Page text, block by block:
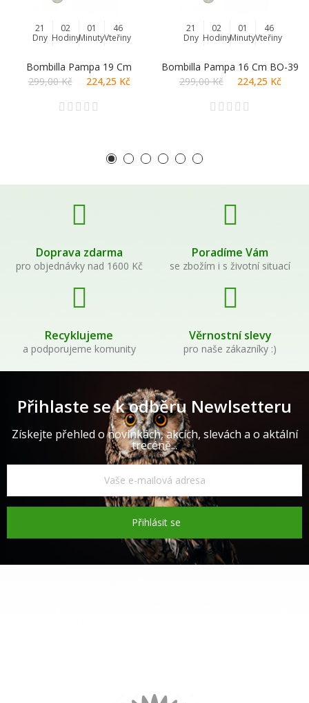
21
Dny
02
Hodiny
01
Minuty
45
Vteřiny
Bombilla Pampa 19 Cm
299,00 Kč
224,25 Kč
21
Dny
02
Hodiny
01
Minuty
46
Vteřiny
Bombilla Pampa 16 Cm BO-39
299,00 Kč
224,25 Kč
Doprava zdarma
pro objednávky nad 1600 Kč
Poradíme Vám
se zbožím i s životní situací
Recyklujeme
a podporujeme komunity
Věrnostní slevy
pro naše zákazníky :)
Přihlaste se k odběru Newlsetteru
Získejte přehled o novinkách, akcích, slevách a o aktální
trecéně...
Přihlásit se